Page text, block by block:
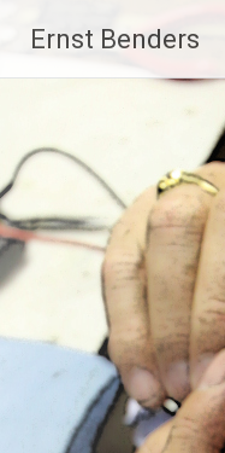
naar
de
Ernst Benders